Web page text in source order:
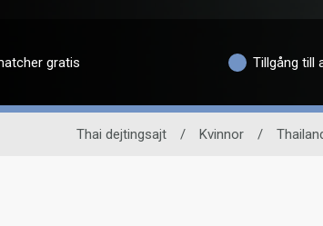
gratis Tillgång till
Thai dejtingsajt / Kvinnor /